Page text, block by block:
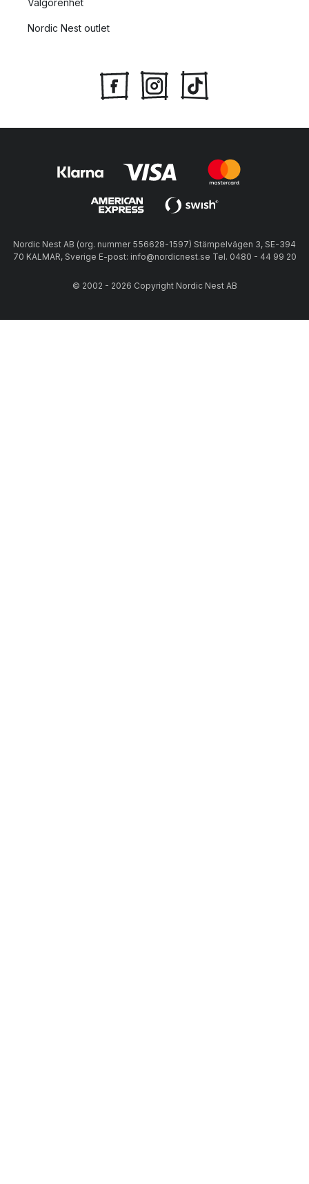
Välgörenhet
Nordic Nest outlet
Nordic Nest AB (org. nummer 556628-1597) Stämpelvägen 3, SE-394
70 KALMAR, Sverige E-post: info@nordicnest.se Tel. 0480 - 44 99 20
© 2002 - 2026 Copyright Nordic Nest AB